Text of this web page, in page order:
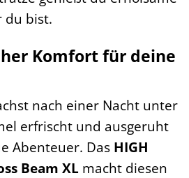
du bist.
Komfort für deine
nach einer Nacht unter
erfrischt und ausgeruht
Abenteuer. Das HIGH
Beam XL macht diesen